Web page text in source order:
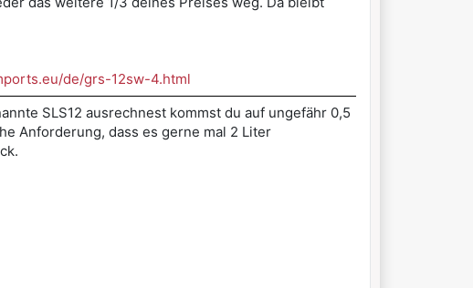
de/grs-12sw-4.html
SLS12 ausrechnest kommst du auf ungefähr 0,5
Anforderung, dass es gerne mal 2 Liter